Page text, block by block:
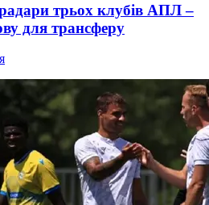
трьох клубів АПЛ –
для трансферу